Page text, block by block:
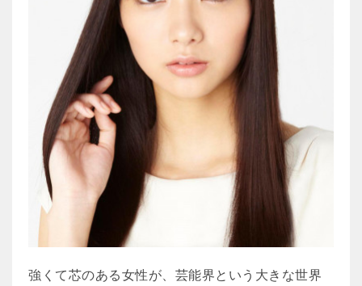
強くて芯のある女性が、芸能界という大きな世界